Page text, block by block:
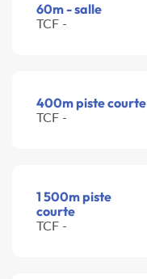
60m - salle
TCF -
400m piste courte
TCF -
1 500m piste
courte
TCF -